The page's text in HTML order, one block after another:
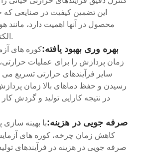
این تضمین کیفیت در صنایعی
محصول در آنها اهمیت دارد، مانند
الکترونیک ضروری است.
بهره وری بهبود یافته:کوره های
زمان پردازش را برای عملیات
سایر فرآیندهای حرارتی تسریع می
رسیدن و حفظ دماهای بالا زمان
در نتیجه کارایی تولید و گردش کار
صرفه جویی در هزینه:با بهینه
کاهش زمان چرخه، کوره های
صرفه جویی در هزینه در فرآیندهای